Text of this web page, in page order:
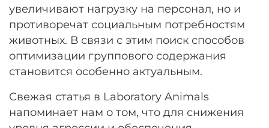
увеличивают нагрузку на персонал, но и
противоречат социальным потребностям
животных. В связи с этим поиск способов
оптимизации группового содержания
становится особенно актуальным.
Свежая статья в Laboratory Animals
напоминает нам о том, что для снижения